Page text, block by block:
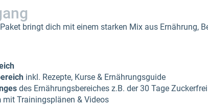
bringt dich mit einem starken Mix aus Ernährung,
inkl. Rezepte, Kurse & Ernährungsguide
des Ernährungsbereiches z.B. der 30 Tage
mit Trainingsplänen & Videos